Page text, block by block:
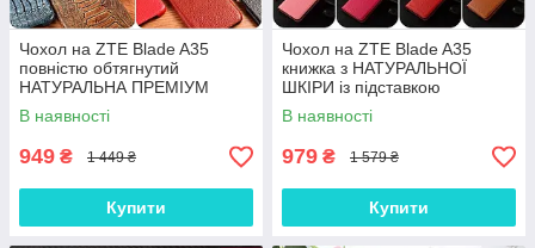
Чохол на ZTE Blade A35
повністю обтягнутий
НАТУРАЛЬНА ПРЕМІУМ
ШКІРА накладка бампер
"SIGNATURE"
В наявності
949 ₴ 1 449 ₴
Купити
Чохол на ZTE Blade A35
книжка з НАТУРАЛЬНОЇ
ШКІРИ із підставкою
візитницею протиударний
магнітний "BULL"
В наявності
979 ₴ 1 579 ₴
Купити